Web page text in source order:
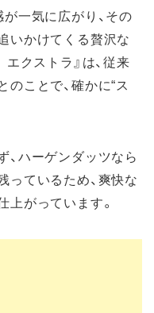
一気に広がり、その
いかけてくる贅沢な
クストラ』は、従来
ことで、確かに“ス
ハーゲンダッツなら
っているため、爽快な
がっています。